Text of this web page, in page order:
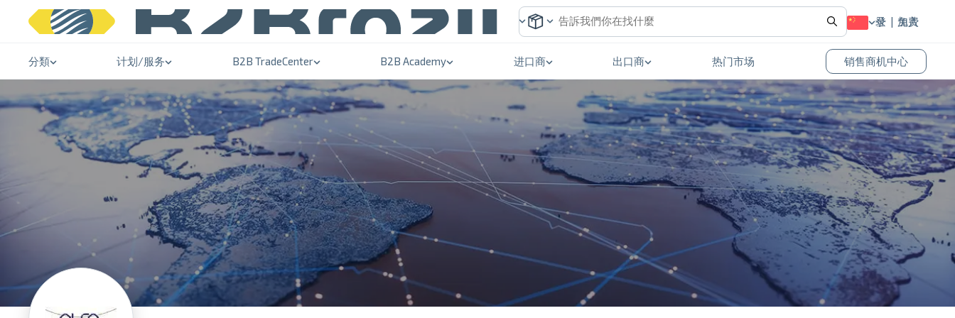
登录 免费加入
分類 计划/服务 B2B TradeCenter B2B Academy 进口商 出口商 热门市场 销售商机中心